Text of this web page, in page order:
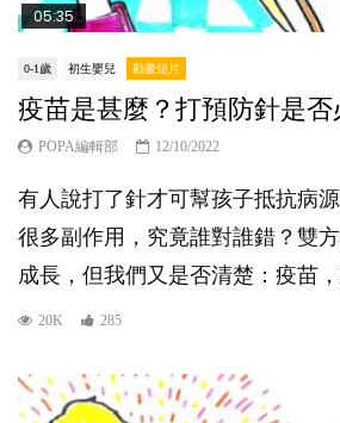
05:35
0-1歲 初生嬰兒 動畫短片
疫苗是甚麼？打預防針是否
POPA編輯部 12/10/2022
有人說打了針才可幫孩子抵抗病
很多副作用，究竟誰對誰錯？雙
成長，但我們又是否清楚：疫苗
20K 285